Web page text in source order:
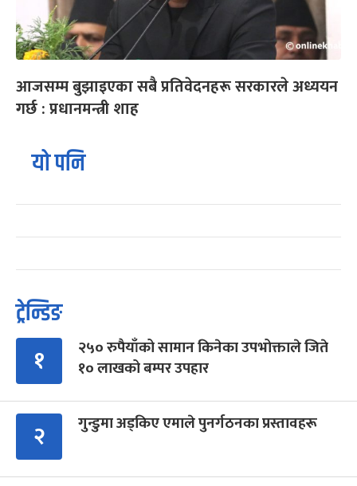
आजसम्म बुझाइएका सबै प्रतिवेदनहरू सरकारले अध्ययन
गर्छ : प्रधानमन्त्री शाह
यो पनि
ट्रेन्डिङ
१
२५० रुपैयाँको सामान किनेका उपभोक्ताले जिते
१० लाखको बम्पर उपहार
२ गुन्डुमा अड्किए एमाले पुनर्गठनका प्रस्तावहरू